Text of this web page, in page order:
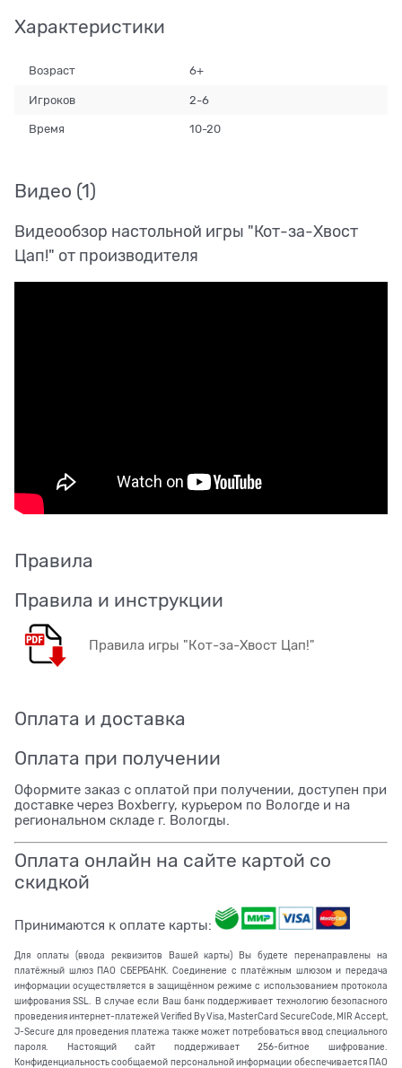
Характеристики
Возраст 6+
Игроков 2-6
Время 10-20
Видео (1)
Видеообзор настольной игры "Кот-за-Хвост
Цап!" от производителя
Правила
Правила и инструкции
Правила игры "Кот-за-Хвост Цап!"
Оплата и доставка
Оплата при получении
Оформите заказ с оплатой при получении, доступен при
доставке через Boxberry, курьером по Вологде и на
региональном складе г. Вологды.
Оплата онлайн на сайте картой со
скидкой
Принимаются к оплате карты:
Для оплаты (ввода реквизитов Вашей карты) Вы будете перенаправлены на
платёжный шлюз ПАО СБЕРБАНК. Соединение с платёжным шлюзом и передача
информации осуществляется в защищённом режиме с использованием протокола
шифрования SSL. В случае если Ваш банк поддерживает технологию безопасного
проведения интернет-платежей Verified By Visa, MasterCard SecureCode, MIR Accept,
J-Secure для проведения платежа также может потребоваться ввод специального
пароля. Настоящий сайт поддерживает 256-битное шифрование.
Конфиденциальность сообщаемой персональной информации обеспечивается ПАО